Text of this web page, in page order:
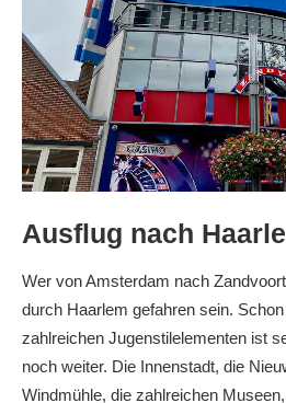
Ausflug nach
Wer von Amsterdam nach
durch Haarlem gefahren sein.
zahlreichen Jugenstilelementen ist
noch weiter. Die Innenstadt, die
Windmühle, die zahlreichen